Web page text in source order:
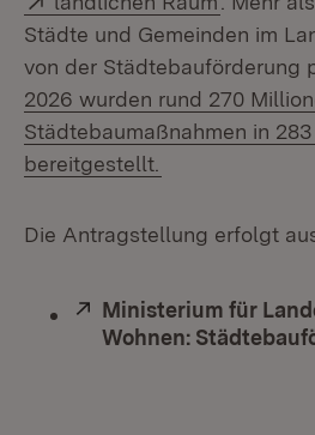
Städte und Gemeinden im
von der Städtebauförderung
2026 wurden rund 270
Städtebaumaßnahmen in
bereitgestellt.
Die Antragstellung erfolgt
Extern:
Ministerium für
Wohnen: